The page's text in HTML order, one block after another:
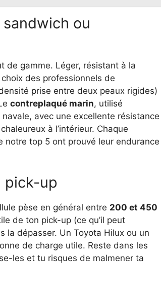
ou
de gamme. Léger, résistant à la
des professionnels de
prise entre deux peaux rigides)
contreplaqué marin, utilisé
avec une excellente résistance
à l’intérieur. Chaque
notre top 5 ont prouvé leur endurance
pick-up
pèse en général entre 200 et 450
de ton pick-up (ce qu’il peut
la dépasser. Un Toyota Hilux ou un
de charge utile. Reste dans les
les et tu risques de malmener ta